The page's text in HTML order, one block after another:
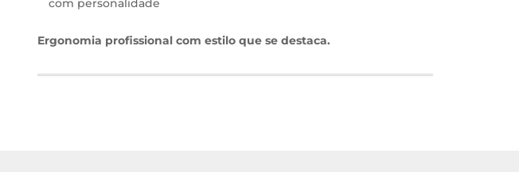
com personalidade
Ergonomia profissional com estilo que se destaca.